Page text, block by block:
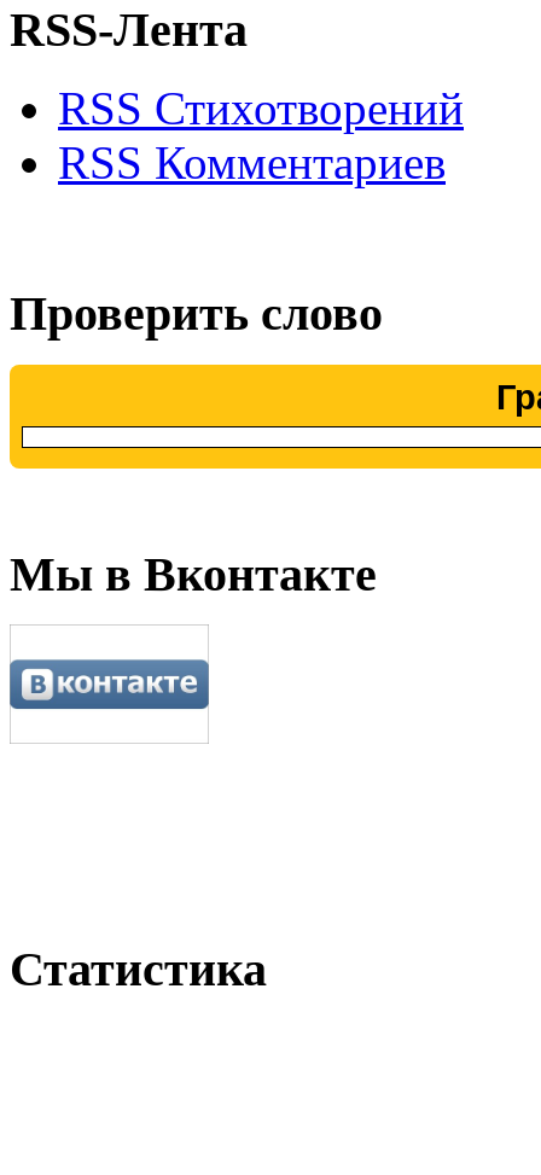
RSS-Лента
RSS Стихотворений
RSS Комментариев
Проверить слово
Мы в Вконтакте
Статистика